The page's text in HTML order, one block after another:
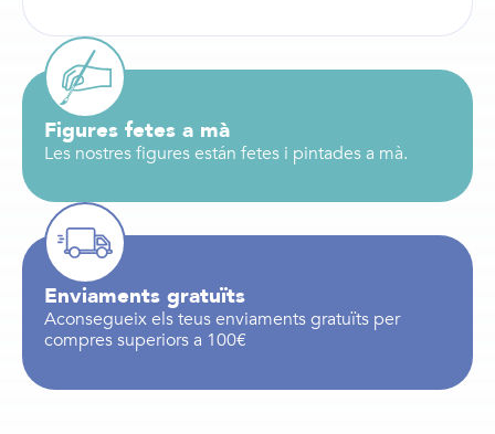
Figures fetes a mà
Les nostres figures están fetes i pintades a mà.
Enviaments gratuïts
Aconsegueix els teus enviaments gratuïts per
compres superiors a 100€